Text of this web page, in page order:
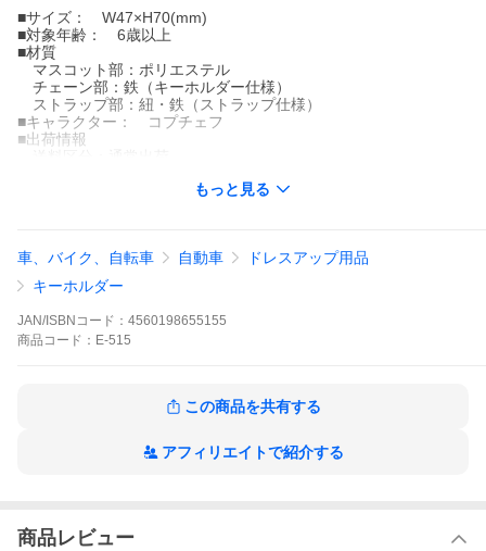
■サイズ： W47×H70(mm)
■対象年齢： 6歳以上
■材質
マスコット部：ポリエステル
チェーン部：鉄（キーホルダー仕様）
ストラップ部：紐・鉄（ストラップ仕様）
■キャラクター： コプチェフ
■出荷情報
業日（※土日祝祭日を除く平日）
・高温に近づけたり、ベンジン、シンナーなどアルコール系溶剤
を使用したりする事は変形・変質の原因となりますので、おやめ
下さい。
・水洗いをされますと、色落ちする事がありますのでご注意下さ
い。
もっと見る
車、バイク、自転車 自動車
ドレスアップ用品
キーホルダー
JAN/ISBNコード： 4560198655155
商品 コード： E-515
この商品を共有する
アフィリエイトで紹介する
商品レビュー